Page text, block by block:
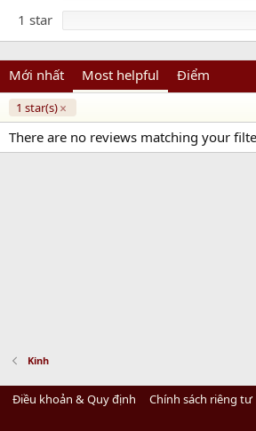
1 star
Mới nhất Most helpful Điểm
1 star(s)
There are no reviews matching your
Kinh
Điều khoản & Quy định Chính sách riêng tư